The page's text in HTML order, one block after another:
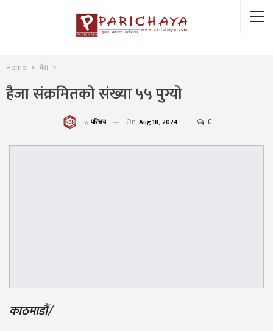
Home देश
हैजा संक्रमितको संख्या ५५ पुग्यो
By परिचय On Aug 18, 2024 0
काठमाडौँ/